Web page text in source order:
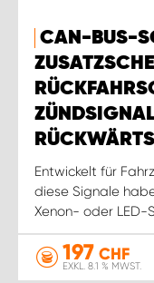
CAN-BUS-
Entwickelt für
diese Signale
Xenon- oder LED-
197 CHF
EXKL. 8.1 % MWST.